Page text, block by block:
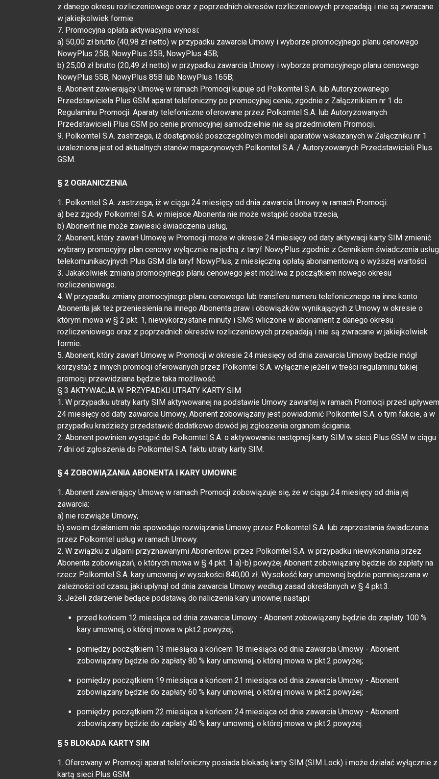
z danego okresu rozliczeniowego oraz z poprzednich okresów rozliczeniowych przepadają i nie są zwracane
w jakiejkolwiek formie.
7. Promocyjna opłata aktywacyjna wynosi:
a) 50,00 zł brutto (40,98 zł netto) w przypadku zawarcia Umowy i wyborze promocyjnego planu cenowego
NowyPlus 25B, NowyPlus 35B, NowyPlus 45B;
b) 25,00 zł brutto (20,49 zł netto) w przypadku zawarcia Umowy i wyborze promocyjnego planu cenowego
NowyPlus 55B, NowyPlus 85B lub NowyPlus 165B;
8. Abonent zawierający Umowę w ramach Promocji kupuje od Polkomtel S.A. lub Autoryzowanego
Przedstawiciela Plus GSM aparat telefoniczny po promocyjnej cenie, zgodnie z Załącznikiem nr 1 do
Regulaminu Promocji. Aparaty telefoniczne oferowane przez Polkomtel S.A. lub Autoryzowanych
Przedstawicieli Plus GSM po cenie promocyjnej samodzielnie nie są przedmiotem Promocji.
9. Polkomtel S.A. zastrzega, iż dostępność poszczególnych modeli aparatów wskazanych w Załączniku nr 1
uzależniona jest od aktualnych stanów magazynowych Polkomtel S.A. / Autoryzowanych Przedstawicieli Plus
GSM.
§ 2 OGRANICZENIA
1. Polkomtel S.A. zastrzega, iż w ciągu 24 miesięcy od dnia zawarcia Umowy w ramach Promocji:
a) bez zgody Polkomtel S.A. w miejsce Abonenta nie może wstąpić osoba trzecia,
b) Abonent nie może zawiesić świadczenia usług,
2. Abonent, który zawarł Umowę w Promocji może w okresie 24 miesięcy od daty aktywacji karty SIM zmienić
wybrany promocyjny plan cenowy wyłącznie na jedną z taryf NowyPlus zgodnie z Cennikiem świadczenia usług
telekomunikacyjnych Plus GSM dla taryf NowyPlus, z miesięczną opłatą abonamentową o wyższej wartości.
3. Jakakolwiek zmiana promocyjnego planu cenowego jest możliwa z początkiem nowego okresu
rozliczeniowego.
4. W przypadku zmiany promocyjnego planu cenowego lub transferu numeru telefonicznego na inne konto
Abonenta jak też przeniesienia na innego Abonenta praw i obowiązków wynikających z Umowy w okresie o
którym mowa w § 2 pkt. 1, niewykorzystane minuty i SMS wliczone w abonament z danego okresu
rozliczeniowego oraz z poprzednich okresów rozliczeniowych przepadają i nie są zwracane w jakiejkolwiek
formie.
5. Abonent, który zawarł Umowę w Promocji w okresie 24 miesięcy od dnia zawarcia Umowy będzie mógł
korzystać z innych promocji oferowanych przez Polkomtel S.A. wyłącznie jeżeli w treści regulaminu takiej
promocji przewidziana będzie taka możliwość.
§ 3 AKTYWACJA W PRZYPADKU UTRATY KARTY SIM
1. W przypadku utraty karty SIM aktywowanej na podstawie Umowy zawartej w ramach Promocji przed upływem
24 miesięcy od daty zawarcia Umowy, Abonent zobowiązany jest powiadomić Polkomtel S.A. o tym fakcie, a w
przypadku kradzieży przedstawić dodatkowo dowód jej zgłoszenia organom ścigania.
2. Abonent powinien wystąpić do Polkomtel S.A. o aktywowanie następnej karty SIM w sieci Plus GSM w ciągu
7 dni od zgłoszenia do Polkomtel S.A. faktu utraty karty SIM.
§ 4 ZOBOWIĄZANIA ABONENTA I KARY UMOWNE
1. Abonent zawierający Umowę w ramach Promocji zobowiązuje się, że w ciągu 24 miesięcy od dnia jej
zawarcia:
a) nie rozwiąże Umowy,
b) swoim działaniem nie spowoduje rozwiązania Umowy przez Polkomtel S.A. lub zaprzestania świadczenia
przez Polkomtel usług w ramach Umowy.
2. W związku z ulgami przyznawanymi Abonentowi przez Polkomtel S.A. w przypadku niewykonania przez
Abonenta zobowiązań, o których mowa w § 4 pkt. 1 a)-b) powyżej Abonent zobowiązany będzie do zapłaty na
rzecz Polkomtel S.A. kary umownej w wysokości 840,00 zł. Wysokość kary umownej będzie pomniejszana w
zależności od czasu, jaki upłynął od dnia zawarcia Umowy według zasad określonych w § 4 pkt.3.
3. Jeżeli zdarzenie będące podstawą do naliczenia kary umownej nastąpi:
przed końcem 12 miesiąca od dnia zawarcia Umowy - Abonent zobowiązany będzie do zapłaty 100 %
kary umownej, o której mowa w pkt.2 powyżej;
pomiędzy początkiem 13 miesiąca a końcem 18 miesiąca od dnia zawarcia Umowy - Abonent
zobowiązany będzie do zapłaty 80 % kary umownej, o której mowa w pkt.2 powyżej;
pomiędzy początkiem 19 miesiąca a końcem 21 miesiąca od dnia zawarcia Umowy - Abonent
zobowiązany będzie do zapłaty 60 % kary umownej, o której mowa w pkt.2 powyżej;
pomiędzy początkiem 22 miesiąca a końcem 24 miesiąca od dnia zawarcia Umowy - Abonent
zobowiązany będzie do zapłaty 40 % kary umownej, o której mowa w pkt.2 powyżej.
§ 5 BLOKADA KARTY SIM
1. Oferowany w Promocji aparat telefoniczny posiada blokadę karty SIM (SIM Lock) i może działać wyłącznie z
kartą sieci Plus GSM.